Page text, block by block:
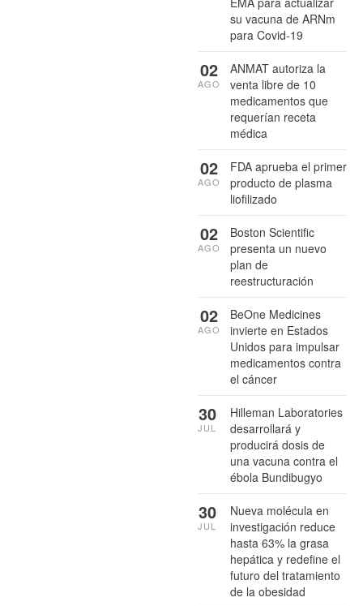
su vacuna de ARNm
para Covid-19
ANMAT autoriza la
venta libre de 10
medicamentos que
requerían receta
médica
02
AGO
FDA aprueba el primer
producto de plasma
liofilizado
02
AGO
Boston Scientific
presenta un nuevo
plan de
reestructuración
02
AGO
BeOne Medicines
invierte en Estados
Unidos para impulsar
medicamentos contra
el cáncer
02
AGO
Hilleman Laboratories
desarrollará y
producirá dosis de
una vacuna contra el
ébola Bundibugyo
30
JUL
Nueva molécula en
investigación reduce
hasta 63% la grasa
hepática y redefine el
futuro del tratamiento
de la obesidad
30
JUL